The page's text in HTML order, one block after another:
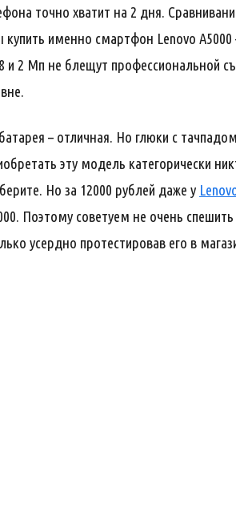
точно хватит на 2 дня.
именно смартфон Lenovo A5000
2 Мп не блещут профессиональной
– отличная. Но глюки с
эту модель категорически
Но за 12000 рублей даже у
Поэтому советуем не очень
усердно протестировав его в